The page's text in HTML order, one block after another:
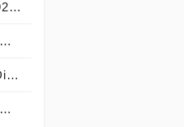
12C/24T強大優勢領軍，TR-1920X力抗i9-9900K毫不遜色
不只要快 更要順手 華擎推出獨家USB 3.1前置面板及U.2 Kit
玩家級硬碟再升級，Western Digital Black 5TB、6TB黑標硬碟報到！
美商恩傑 NZXT Noctis 450 創新無懼，經典再現